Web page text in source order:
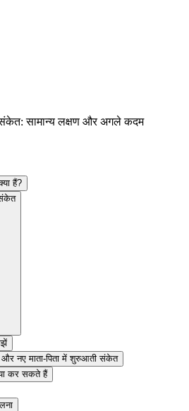
सामान्य लक्षण और अगले कदम
हैं?
और नए माता-पिता में शुरुआती संकेत
कर सकते हैं